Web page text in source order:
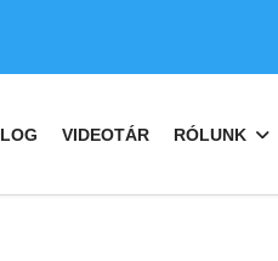
VIDEOTÁR RÓLUNK